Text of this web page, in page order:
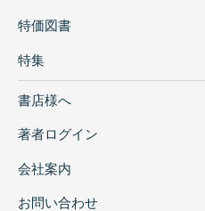
特価図書
特集
書店様へ
著者ログイン
会社案内
お問い合わせ